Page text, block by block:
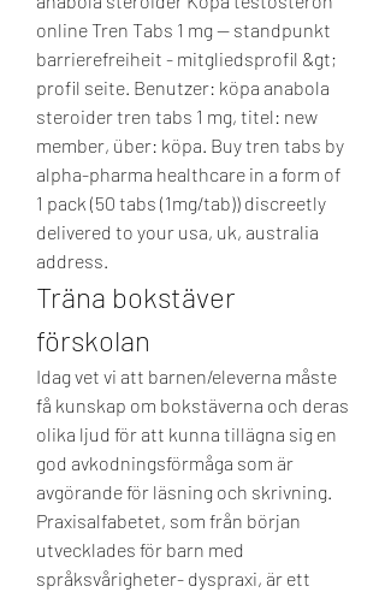
online Tren Tabs 1 mg — standpunkt
barrierefreiheit - mitgliedsprofil &gt;
profil seite. Benutzer: köpa anabola
steroider tren tabs 1 mg, titel: new
member, über: köpa. Buy tren tabs by
alpha-pharma healthcare in a form of
1 pack (50 tabs (1mg/tab)) discreetly
delivered to your usa, uk, australia
address.
Träna bokstäver
förskolan
Idag vet vi att barnen/eleverna måste
få kunskap om bokstäverna och deras
olika ljud för att kunna tillägna sig en
god avkodningsförmåga som är
avgörande för läsning och skrivning.
Praxisalfabetet, som från början
utvecklades för barn med
språksvårigheter- dyspraxi, är ett